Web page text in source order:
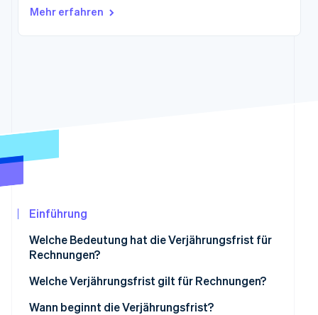
Finanzdaten
Atlas
Online-Identitätsprüfung
Medien und
Gemeinnützige
Ressourcen
Mehr erfahren
Einführung
Welche Bedeutung hat die Verjährungsfrist für
Rechnungen?
Welche Verjährungsfrist gilt für Rechnungen?
Wann beginnt die Verjährungsfrist?